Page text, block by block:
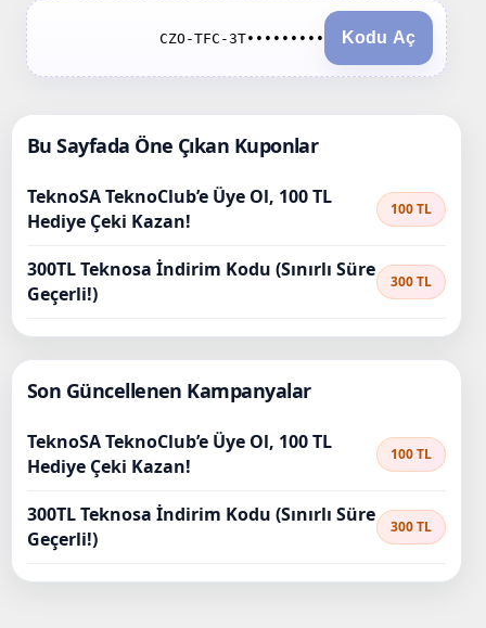
CZO-TFC-3T••••••••• Kodu Aç
Bu Sayfada Öne Çıkan Kuponlar
TeknoSA TeknoClub’e Üye Ol, 100 TL
Hediye Çeki Kazan!
100 TL
300TL Teknosa İndirim Kodu (Sınırlı Süre
Geçerli!)
300 TL
Son Güncellenen Kampanyalar
TeknoSA TeknoClub’e Üye Ol, 100 TL
Hediye Çeki Kazan!
100 TL
300TL Teknosa İndirim Kodu (Sınırlı Süre
Geçerli!)
300 TL